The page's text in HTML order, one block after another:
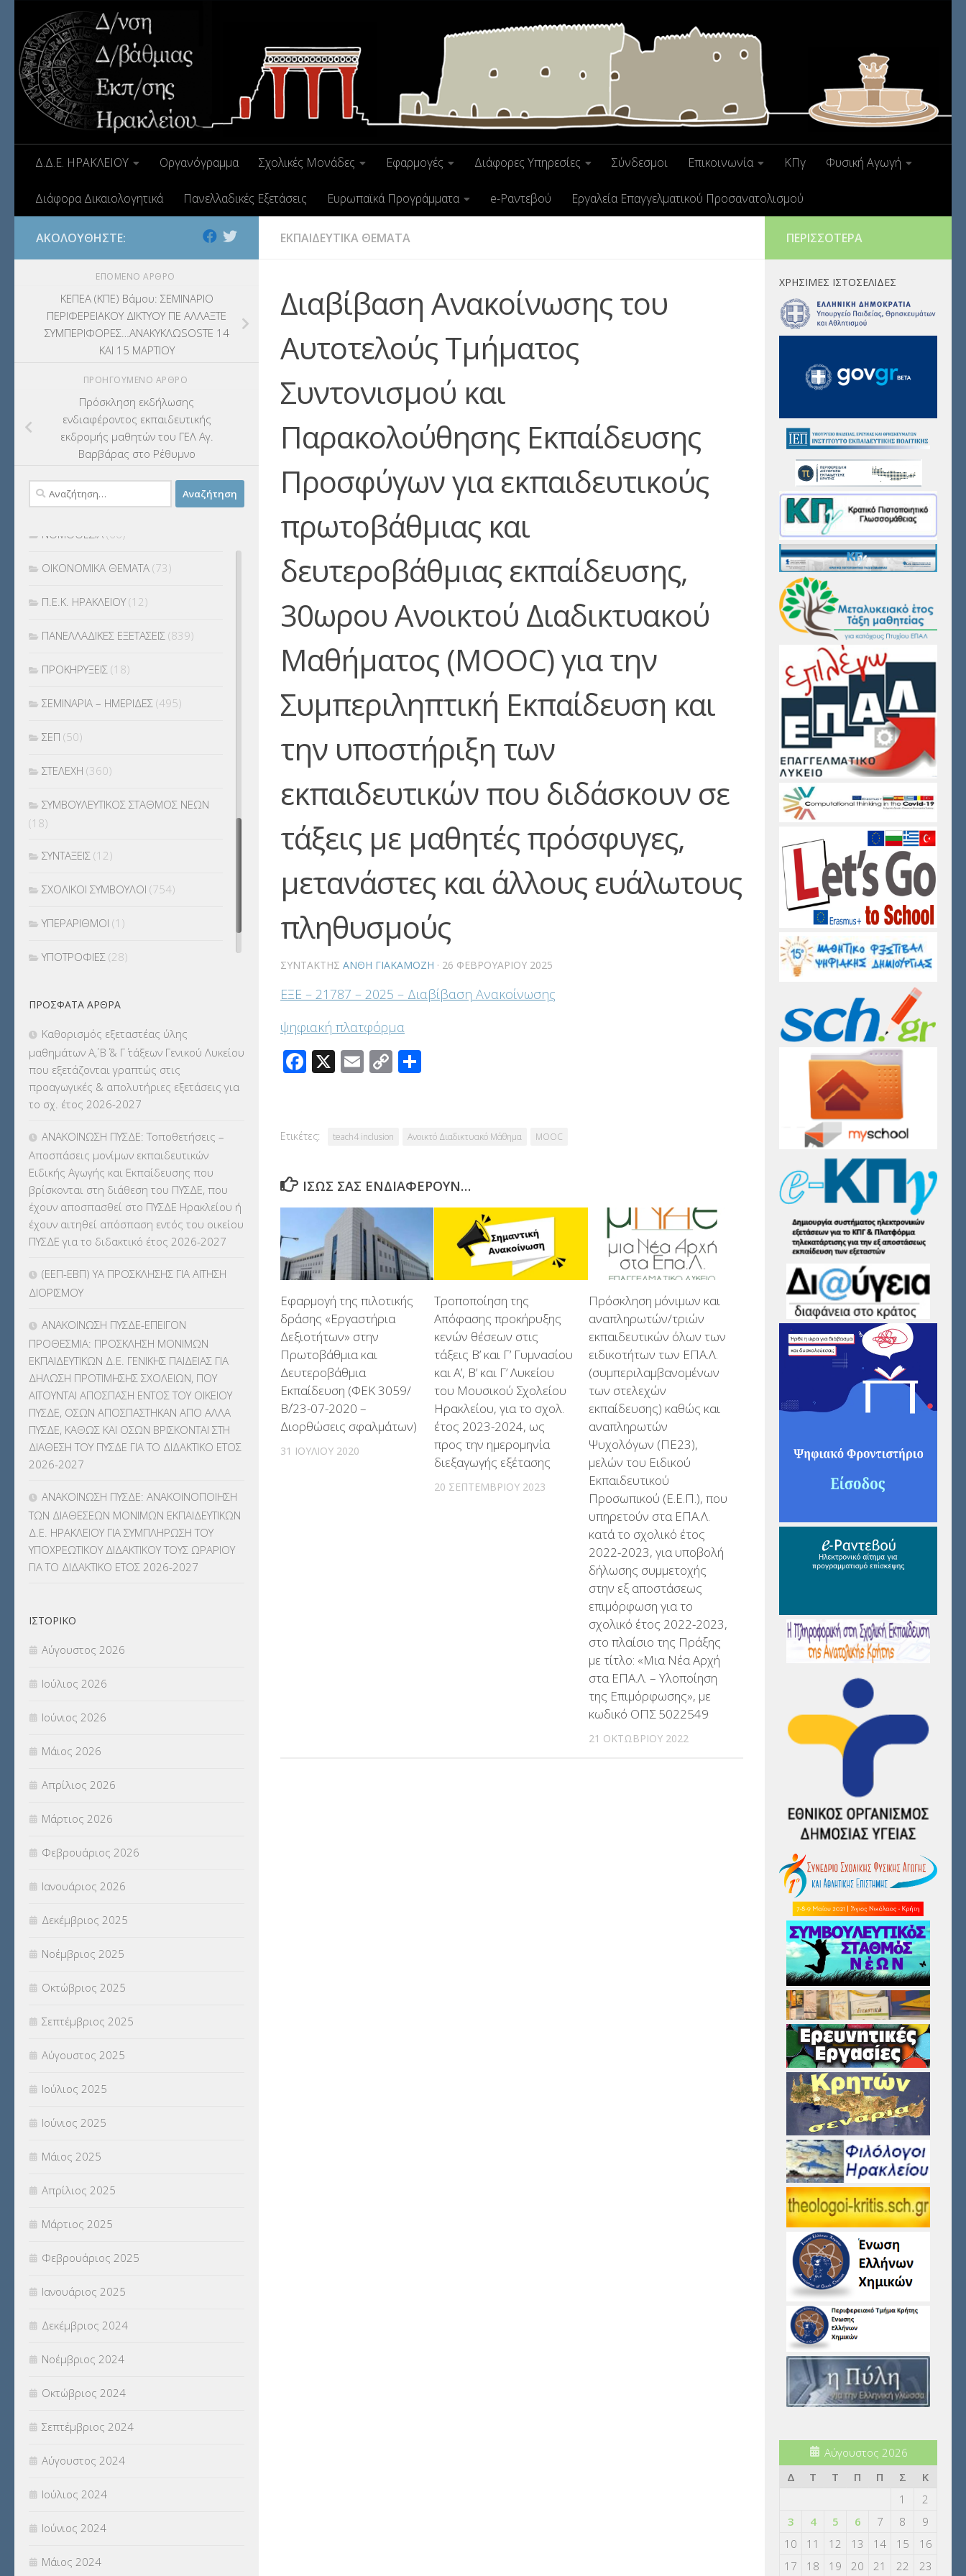
Δ.Δ.Ε. ΗΡΑΚΛΕΙΟΥ Οργανόγραμμα Σχολικές Μονάδες Εφαρμογές Διάφορες Υπηρεσίες Σύνδεσμοι Επικοινωνία ΚΠγ Φυσική Αγωγή
Διάφορα Δικαιολογητικά Πανελλαδικές Εξετάσεις Ευρωπαϊκά Προγράμματα e-Ραντεβού Εργαλεία Επαγγελματικού Προσανατολισμού
ΕΚΠΑΙΔΕΥΤΙΚΑ ΘΕΜΑΤΑ
Διαβίβαση Ανακοίνωσης του
Αυτοτελούς Τμήματος
Συντονισμού και
Παρακολούθησης Εκπαίδευσης
Προσφύγων για εκπαιδευτικούς
πρωτοβάθμιας και
δευτεροβάθμιας εκπαίδευσης,
30ωρου Ανοικτού Διαδικτυακού
Μαθήματος (MOOC) για την
Συμπεριληπτική Εκπαίδευση και
την υποστήριξη των
εκπαιδευτικών που διδάσκουν σε
τάξεις με μαθητές πρόσφυγες,
μετανάστες και άλλους ευάλωτους
πληθυσμούς
ΣΥΝΤΆΚΤΗΣ ΑΝΘΗ ΓΙΑΚΑΜΟΖΗ · 26 ΦΕΒΡΟΥΑΡΊΟΥ 2025
ΕΞΕ – 21787 – 2025 – Διαβίβαση Ανακοίνωσης
ψηφιακή πλατφόρμα
Facebook
X Email
Copy
Ετικέτες: teach4 inclusion Ανοικτό Διαδικτυακό Μάθημα ΜΟΟC
ΊΣΩΣ ΣΑΣ ΕΝΔΙΑΦΈΡΟΥΝ…
Εφαρμογή της πιλοτικής
δράσης «Εργαστήρια
Δεξιοτήτων» στην
Πρωτοβάθμια και
Δευτεροβάθμια
Εκπαίδευση (ΦΕΚ 3059/
Β΄/23-07-2020 –
Διορθώσεις σφαλμάτων)
31 ΙΟΥΛΊΟΥ 2020
Τροποποίηση της
Απόφασης προκήρυξης
κενών θέσεων στις
τάξεις Β’ και Γ’ Γυμνασίου
και Α’, Β’ και Γ’ Λυκείου
του Μουσικού Σχολείου
Ηρακλείου, για το σχολ.
έτος 2023-2024, ως
προς την ημερομηνία
διεξαγωγής εξέτασης
20 ΣΕΠΤΕΜΒΡΊΟΥ 2023
Πρόσκληση μόνιμων και
αναπληρωτών/τριών
εκπαιδευτικών όλων των
ειδικοτήτων των ΕΠΑ.Λ.
(συμπεριλαμβανομένων
των στελεχών
εκπαίδευσης) καθώς και
αναπληρωτών
Ψυχολόγων (ΠΕ23),
μελών του Ειδικού
Εκπαιδευτικού
Προσωπικού (Ε.Ε.Π.), που
υπηρετούν στα ΕΠΑ.Λ.
κατά το σχολικό έτος
2022-2023, για υποβολή
δήλωσης συμμετοχής
στην εξ αποστάσεως
επιμόρφωση για τo
σχολικό έτος 2022-2023,
στο πλαίσιο της Πράξης
με τίτλο: «Μια Νέα Αρχή
στα ΕΠΑ.Λ. – Υλοποίηση
της Επιμόρφωσης», με
κωδικό ΟΠΣ 5022549
21 ΟΚΤΩΒΡΊΟΥ 2022
ΑΚΟΛΟΥΘΉΣΤΕ:
ΕΠΌΜΕΝΟ ΆΡΘΡΟ
ΚΕΠΕΑ (ΚΠΕ) Βάμου: ΣΕΜΙΝΑΡΙΟ
ΠΕΡΙΦΕΡΕΙΑΚΟΥ ΔΙΚΤΥΟΥ ΠΕ ΑΛΛΑΞΤΕ
ΣΥΜΠΕΡΙΦΟΡΕΣ…ΑΝΑΚΥΚΛΩSOSΤΕ 14
ΚΑΙ 15 ΜΑΡΤΙΟΥ
ΠΡΟΗΓΟΎΜΕΝΟ ΆΡΘΡΟ
Πρόσκληση εκδήλωσης
ενδιαφέροντος εκπαιδευτικής
εκδρομής μαθητών του ΓΕΛ Αγ.
Βαρβάρας στο Ρέθυμνο
Αναζήτηση
για:
ΕΚΔΡΟΜΕΣ (7.354)
ΕΚΠΑΙΔΕΥΤΙΚΑ ΘΕΜΑΤΑ(2.823)
ΕΠΑΛ(366)
ΕΠΙΜΟΡΦΩΣΗ Τ.Π.Ε. (10)
ΕΥΡΩΠΑΪΚΑ ΠΡΟΓΡΑΜΜΑΤΑ(230)
ΚΠγ – ΚΡΑΤΙΚΟ ΠΙΣΤΟΠΟΙΗΤΙΚΟ
ΚΠπ- ΚΡΑΤΙΚΟ ΠΙΣΤΟΠΟΙΗΤΙΚΟ
ΠΛΗΡΟΦΟΡΙΚΗΣ(12)
(309)
ΜΑΘΗΤΕΙΑ(275)
ΜΕΤΑΘΕΣΕΙΣ-ΤΟΠΟΘΕΤΗΣΕΙΣ
ΒΕΛΤΙΩΣΕΙΣ(319)
ΜΕΤΑΦΟΡΑ ΜΑΘΗΤΩΝ
ΝΟΜΟΘΕΣΙΑ (66)
ΟΙΚΟΝΟΜΙΚΑ ΘΕΜΑΤΑ (73)
Π.Ε.Κ. ΗΡΑΚΛΕΙΟΥ(12)
ΠΑΝΕΛΛΑΔΙΚΕΣ ΕΞΕΤΑΣΕΙΣ (839)
ΠΡΟΚΗΡΥΞΕΙΣ (18)
ΣΕΜΙΝΑΡΙΑ – ΗΜΕΡΙΔΕΣ (495)
ΣΕΠ (50)
ΣΤΕΛΕΧΗ (360)
ΣΥΜΒΟΥΛΕΥΤΙΚΟΣ ΣΤΑΘΜΟΣ ΝΕΩΝ
(18)
ΣΥΝΤΑΞΕΙΣ (12)
ΣΧΟΛΙΚΟΙ ΣΥΜΒΟΥΛΟΙ (754)
ΥΠΕΡΑΡΙΘΜΟΙ (1)
ΥΠΟΤΡΟΦΙΕΣ (28)
ΠΡΌΣΦΑΤΑ ΆΡΘΡΑ
Καθορισμός εξεταστέας ύλης
μαθημάτων Α΄, Β΄ & Γ΄ τάξεων Γενικού Λυκείου
που εξετάζονται γραπτώς στις
προαγωγικές & απολυτήριες εξετάσεις για
το σχ. έτος 2026-2027
ΑΝΑΚΟΙΝΩΣΗ ΠΥΣΔΕ: Τοποθετήσεις –
Αποσπάσεις μονίμων εκπαιδευτικών
Ειδικής Αγωγής και Εκπαίδευσης που
βρίσκονται στη διάθεση του ΠΥΣΔΕ, που
έχουν αποσπασθεί στο ΠΥΣΔΕ Ηρακλείου ή
έχουν αιτηθεί απόσπαση εντός του οικείου
ΠΥΣΔΕ για το διδακτικό έτος 2026-2027
(ΕΕΠ-ΕΒΠ) ΥΑ ΠΡΟΣΚΛΗΣΗΣ ΓΙΑ ΑΙΤΗΣΗ
ΔΙΟΡΙΣΜΟΥ
ΑΝΑΚΟΙΝΩΣΗ ΠΥΣΔΕ-ΕΠΕΙΓΟΝ
ΠΡΟΘΕΣΜΙΑ: ΠΡΟΣΚΛΗΣΗ ΜΟΝΙΜΩΝ
ΕΚΠΑΙΔΕΥΤΙΚΩΝ Δ.Ε. ΓΕΝΙΚΗΣ ΠΑΙΔΕΙΑΣ ΓΙΑ
ΔΗΛΩΣΗ ΠΡΟΤΙΜΗΣΗΣ ΣΧΟΛΕΙΩΝ, ΠΟΥ
ΑΙΤΟΥΝΤΑΙ ΑΠΟΣΠΑΣΗ ΕΝΤΟΣ ΤΟΥ ΟΙΚΕΙΟΥ
ΠΥΣΔΕ, ΟΣΩΝ ΑΠΟΣΠΑΣΤΗΚΑΝ ΑΠΟ ΑΛΛΑ
ΠΥΣΔΕ, ΚΑΘΩΣ ΚΑΙ ΟΣΩΝ ΒΡΙΣΚΟΝΤΑΙ ΣΤΗ
ΔΙΑΘΕΣΗ ΤΟΥ ΠΥΣΔΕ ΓΙΑ ΤΟ ΔΙΔΑΚΤΙΚΟ ΕΤΟΣ
2026-2027
ΑΝΑΚΟΙΝΩΣΗ ΠΥΣΔΕ: ΑΝΑΚΟΙΝΟΠΟΙΗΣΗ
ΤΩΝ ΔΙΑΘΕΣΕΩΝ ΜΟΝΙΜΩΝ ΕΚΠΑΙΔΕΥΤΙΚΩΝ
Δ.Ε. ΗΡΑΚΛΕΙΟΥ ΓΙΑ ΣΥΜΠΛΗΡΩΣΗ ΤΟΥ
ΥΠΟΧΡΕΩΤΙΚΟΥ ΔΙΔΑΚΤΙΚΟΥ ΤΟΥΣ ΩΡΑΡΙΟΥ
ΓΙΑ ΤΟ ΔΙΔΑΚΤΙΚΟ ΕΤΟΣ 2026-2027
ΙΣΤΟΡΙΚΌ
Αύγουστος 2026
Ιούλιος 2026
Ιούνιος 2026
Μάιος 2026
Απρίλιος 2026
Μάρτιος 2026
Φεβρουάριος 2026
Ιανουάριος 2026
Δεκέμβριος 2025
Νοέμβριος 2025
Οκτώβριος 2025
Σεπτέμβριος 2025
Αύγουστος 2025
Ιούλιος 2025
Ιούνιος 2025
Μάιος 2025
Απρίλιος 2025
Μάρτιος 2025
Φεβρουάριος 2025
Ιανουάριος 2025
Δεκέμβριος 2024
Νοέμβριος 2024
Οκτώβριος 2024
Σεπτέμβριος 2024
Αύγουστος 2024
Ιούλιος 2024
Ιούνιος 2024
Μάιος 2024
ΠΕΡΙΣΣΌΤΕΡΑ
ΧΡΉΣΙΜΕΣ ΙΣΤΟΣΕΛΊΔΕΣ
Αύγουστος 2026
Δ
Τ Τ Π Π Σ
Κ
1
2
3
4 5 6 7 8
9
10
11 12 13 14 15
16
17
18 19 20 21 22 23